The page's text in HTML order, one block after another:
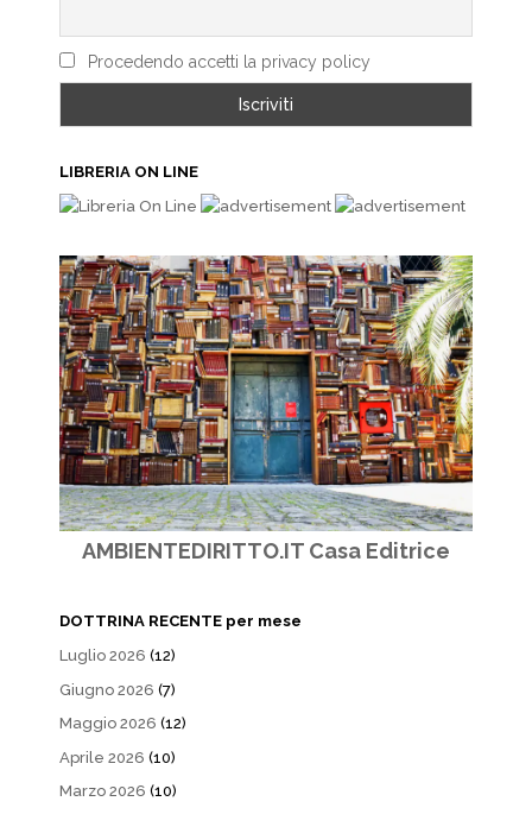
Procedendo accetti la privacy policy
LIBRERIA ON LINE
AMBIENTEDIRITTO.IT Casa Editrice
DOTTRINA RECENTE per mese
Luglio 2026 (12)
Giugno 2026 (7)
Maggio 2026 (12)
Aprile 2026 (10)
Marzo 2026 (10)